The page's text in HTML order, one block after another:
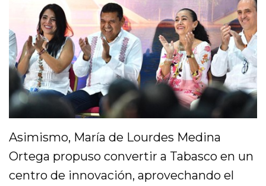
Asimismo, María de Lourdes Medina
Ortega propuso convertir a Tabasco en un
centro de innovación, aprovechando el